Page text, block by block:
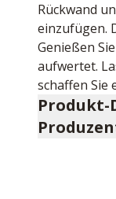
Rückwand
einzufügen.
Genießen
aufwertet.
schaffen Sie
Produkt-
Korpus Lack